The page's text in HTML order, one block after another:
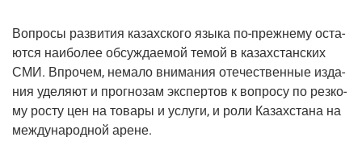
Вопро­сы раз­ви­тия казах­ско­го язы­ка по-преж­не­му оста­
ют­ся наи­бо­лее обсуж­да­е­мой темой в казах­стан­ских
СМИ. Впро­чем, нема­ло вни­ма­ния оте­че­ствен­ные изда­
ния уде­ля­ют и про­гно­зам экс­пер­тов к вопро­су по рез­ко­
му росту цен на това­ры и услу­ги, и роли Казах­ста­на на
меж­ду­на­род­ной арене.